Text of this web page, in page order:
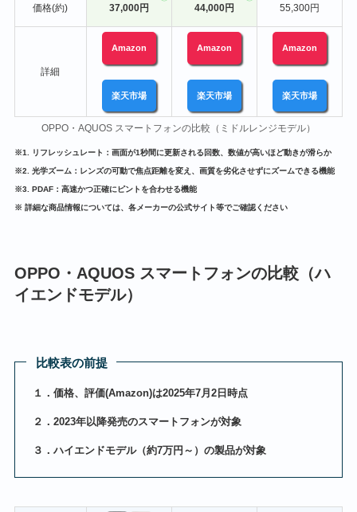
価格(約) 37,000円 44,000円 55,300円
詳細
Amazon
楽天市場
Amazon
楽天市場
Amazon
楽天市場
OPPO・AQUOS スマートフォンの比較（ミドルレンジモデル）
※1. リフレッシュレート：画面が1秒間に更新される回数、数値が高いほど動きが滑らか
※2. 光学ズーム：レンズの可動で焦点距離を変え、画質を劣化させずにズームできる機能
※3. PDAF：高速かつ正確にピントを合わせる機能
※ 詳細な商品情報については、各メーカーの公式サイト等でご確認ください
OPPO・AQUOS スマートフォンの比較（ハ
イエンドモデル）
比較表の前提
１．価格、評価(Amazon)は2025年7月2日時点
２．2023年以降発売のスマートフォンが対象
３．ハイエンドモデル（約7万円～）の製品が対象